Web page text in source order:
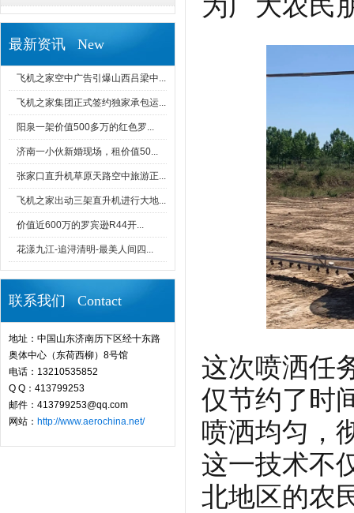
最新资讯 New
飞机之家空中广告引爆山西吕梁中...
飞机之家集团正式签约独家承包运...
阳泉一架价值500多万的红色罗...
济南一小伙新婚现场，租价值50...
张家口直升机草原天路空中旅游正...
飞机之家出动三架直升机进行大地...
价值近600万的罗宾逊R44开...
花漾九江-追浔清明-最美人间四...
联系我们 Contact
地址：中国山东济南历下区经十东路
奥体中心（东荷西柳）8号馆
电话：13210535852
Q Q：413799253
邮件：413799253@qq.com
网站： http://www.aerochina.net/
为广大农民
这次喷洒任
仅节约了时
喷洒均匀，
这一技术不
北地区的农